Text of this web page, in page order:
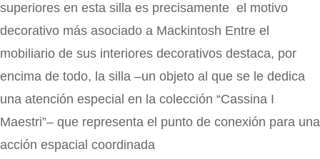
superiores en esta silla es precisamente el motivo
decorativo más asociado a Mackintosh Entre el
mobiliario de sus interiores decorativos destaca, por
encima de todo, la silla –un objeto al que se le dedica
una atención especial en la colección “Cassina I
Maestri”– que representa el punto de conexión para una
acción espacial coordinada